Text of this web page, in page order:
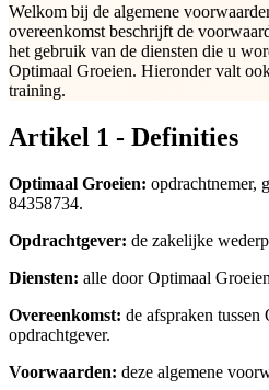
Welkom bij de algemene
overeenkomst beschrijft de
het gebruik van de diensten die u
Optimaal Groeien. Hieronder valt
training.
Artikel 1 - Definities
Optimaal Groeien: opdrachtnemer,
84358734.
Opdrachtgever: de zakelijke
Diensten: alle door Optimaal
Overeenkomst: de afspraken
opdrachtgever.
Voorwaarden: deze algemene